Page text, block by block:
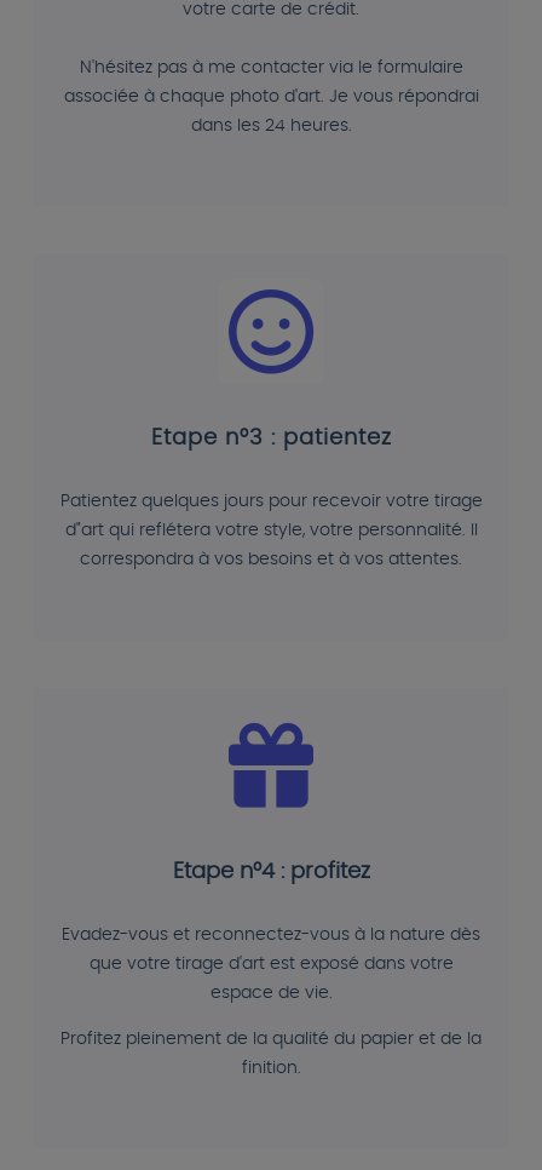
votre carte de crédit.
N'hésitez pas à me contacter via le formulaire
associée à chaque photo d'art. Je vous répondrai
dans les 24 heures.
Etape n°3 : patientez
Patientez quelques jours pour recevoir votre tirage
d"art qui reflétera votre style, votre personnalité. Il
correspondra à vos besoins et à vos attentes.
Etape n°4 : profitez
Evadez-vous et reconnectez-vous à la nature dès
que votre tirage d'art est exposé dans votre
espace de vie.
Profitez pleinement de la qualité du papier et de la
finition.